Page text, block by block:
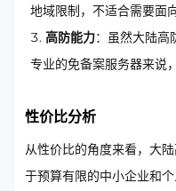
地域限制，不适合需要面
高防能力：虽然大陆高
专业的免备案服务器来说
性价比分析
从性价比的角度来看，大
于预算有限的中小企业和